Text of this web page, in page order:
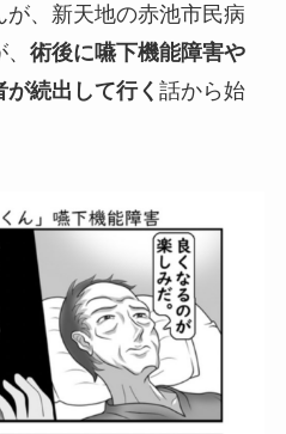
、新天地の赤池市民病
術後に嚥下機能障害や
続出して行く 話から始